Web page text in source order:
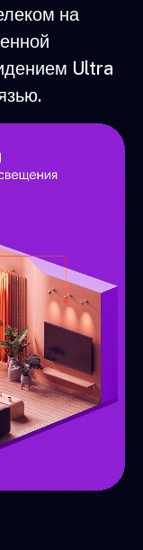
на
Ultra